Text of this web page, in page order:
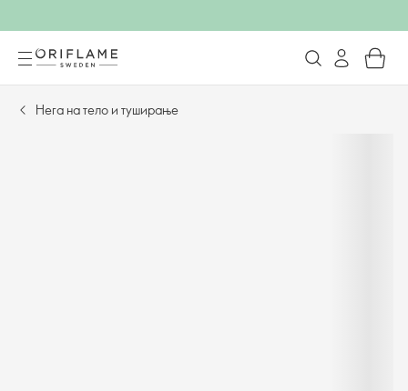
Нега на тело и туширање